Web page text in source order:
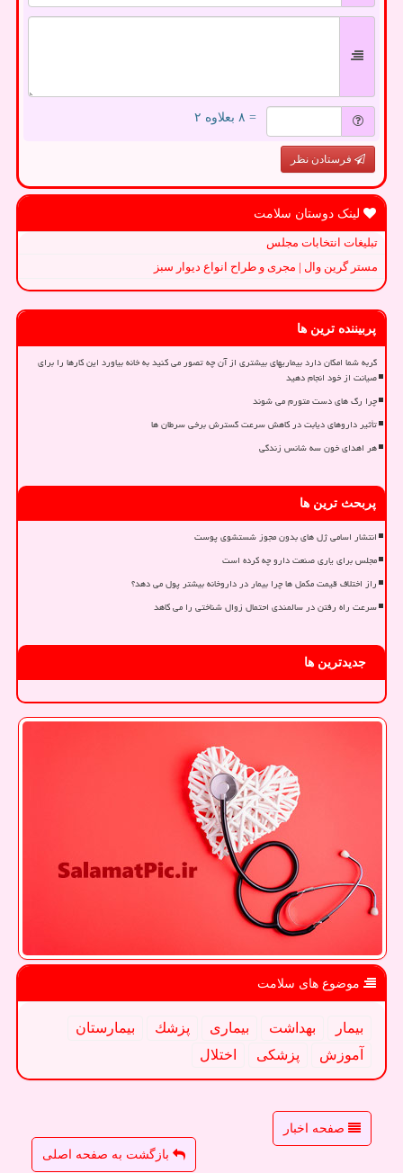
= ۸ بعلاوه ۲
فرستادن نظر
لینک دوستان سلامت
تبلیغات انتخابات مجلس
مستر گرین وال | مجری و طراح انواع دیوار سبز
پربیننده ترین ها
گربه شما امکان دارد بیماریهای بیشتری از آن چه تصور می کنید به خانه بیاورد این کارها را برای
صیانت از خود انجام دهید
چرا رگ های دست متورم می شوند
تأثیر داروهای دیابت در کاهش سرعت گسترش برخی سرطان ها
هر اهدای خون سه شانس زندگی
پربحث ترین ها
انتشار اسامی ژل های بدون مجوز شستشوی پوست
مجلس برای یاری صنعت دارو چه کرده است
راز اختلاف قیمت مکمل ها چرا بیمار در داروخانه بیشتر پول می دهد؟
سرعت راه رفتن در سالمندی احتمال زوال شناختی را می کاهد
جدیدترین ها
موضوع های سلامت
بیمار بهداشت بیماری پزشك
بیمارستان
آموزش
پزشكی اختلال
صفحه اخبار
بازگشت به صفحه اصلی